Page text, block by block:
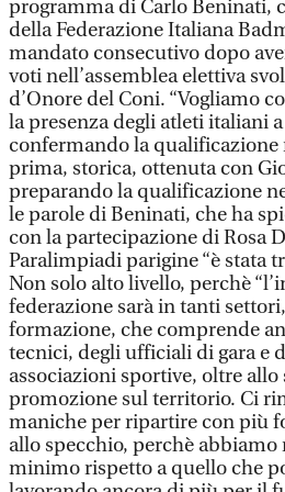
programma di Carlo Beninati,
della Federazione Italiana
mandato consecutivo dopo
voti nell’assemblea elettiva
d’Onore del Coni. “Vogliamo
la presenza degli atleti italiani
confermando la qualificazione
prima, storica, ottenuta con
preparando la qualificazione
le parole di Beninati, che ha
con la partecipazione di Rosa
Paralimpiadi parigine “è stata
Non solo alto livello, perchè
federazione sarà in tanti
formazione, che comprende
tecnici, degli ufficiali di gara e
associazioni sportive, oltre allo
promozione sul territorio. Ci
maniche per ripartire con più
allo specchio, perchè
minimo rispetto a quello che